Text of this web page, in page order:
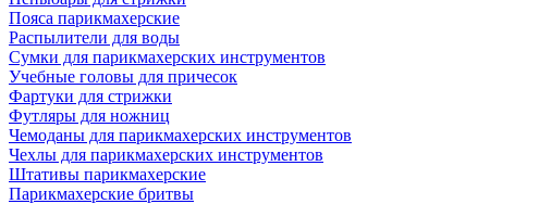
Пояса парикмахерские
Распылители для воды
Сумки для парикмахерских инструментов
Учебные головы для причесок
Фартуки для стрижки
Футляры для ножниц
Чемоданы для парикмахерских инструментов
Чехлы для парикмахерских инструментов
Штативы парикмахерские
Парикмахерские бритвы